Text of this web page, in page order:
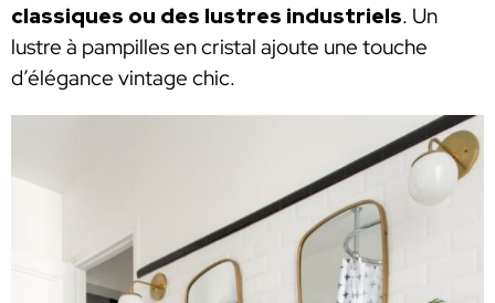
classiques ou des lustres industriels. Un
lustre à pampilles en cristal ajoute une touche
d’élégance vintage chic.